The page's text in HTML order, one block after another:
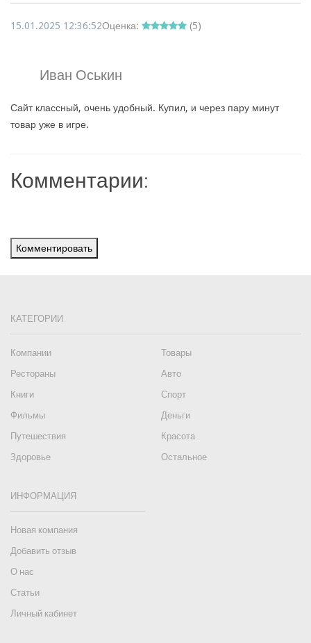
15.01.2025 12:36:52Оценка: (5)
Иван Оськин
Сайт классный, очень удобный. Купил, и через пару минут
товар уже в игре.
Комментарии:
Комментировать
КАТЕГОРИИ
Компании
Товары
Рестораны
Авто
Книги
Спорт
Фильмы
Деньги
Путешествия
Красота
Здоровье
Остальное
ИНФОРМАЦИЯ
Новая компания
Добавить отзыв
О нас
Статьи
Личный кабинет